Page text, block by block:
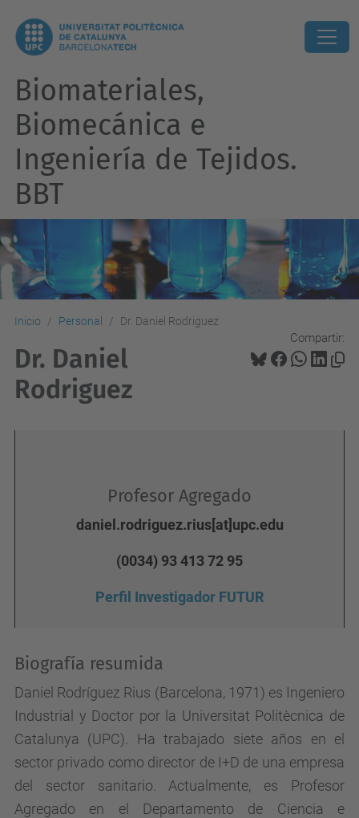
Biomateriales,
Biomecánica e
Ingeniería de Tejidos.
BBT
Inicio Personal Dr. Daniel Rodriguez
Compartir:
Dr. Daniel
Rodriguez
Profesor Agregado
daniel.rodriguez.rius[at]upc.edu
(0034) 93 413 72 95
Perfil Investigador FUTUR
Biografía resumida
Daniel Rodríguez Rius (Barcelona, 1971) es Ingeniero
Industrial y Doctor por la Universitat Politècnica de
Catalunya (UPC). Ha trabajado siete años en el
sector privado como director de I+D de una empresa
del sector sanitario. Actualmente, es Profesor
Agregado en el Departamento de Ciencia e